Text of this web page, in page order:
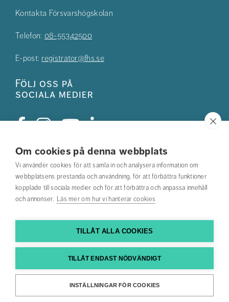
Om cookies på denna webbplats
Vi använder cookies för att samla in och analysera information om
webbplatsens prestanda och användning, för att förbättra funktioner
kopplade till sociala medier och för att förbättra och anpassa innehåll
och annonser. Läs mer om hur vi hanterar cookies
TILLÅT ALLA COOKIES
TILLÅT ENDAST NÖDVÄNDIGT
INSTÄLLNINGAR FÖR COOKIES
Kontakta Försvarshögskolan
Telefon: 08-55342500
E-post: registrator@fhs.se
Följ oss på
sociala medier
Studentkåren
Hitta din utbildning
Hitta medarbetare
Hitta till oss
Tillgänglighetsredogörelse